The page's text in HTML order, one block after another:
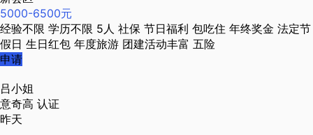
5000-6500元
经验不限 学历不限 5人 社保 节日福利 包吃住 年终奖金 法定节
假日 生日红包 年度旅游 团建活动丰富 五险
申请
吕小姐
意奇高 认证
昨天